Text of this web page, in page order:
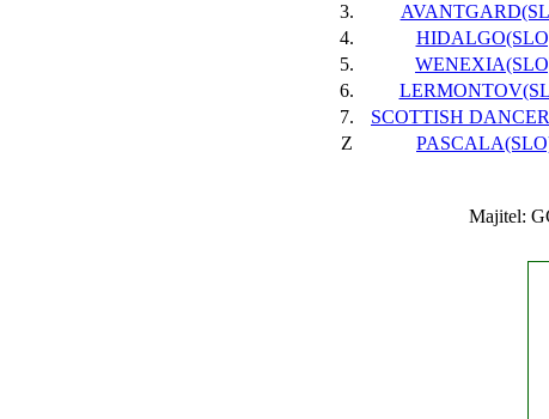
3.
4.
5.
6.
7.
SCOTTISH
Z
Majitel: